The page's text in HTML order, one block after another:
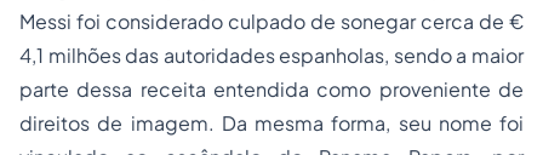
Messi foi considerado culpado de sonegar cerca de €
4,1 milhões das autoridades espanholas, sendo a maior
parte dessa receita entendida como proveniente de
direitos de imagem. Da mesma forma, seu nome foi